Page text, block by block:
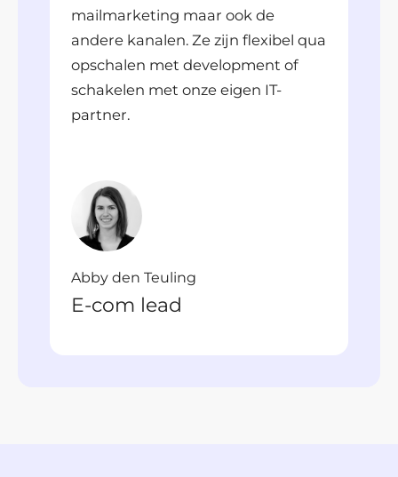
mailmarketing maar ook de
andere kanalen. Ze zijn flexibel qua
opschalen met development of
schakelen met onze eigen IT-
partner.
Abby den Teuling
E-com lead